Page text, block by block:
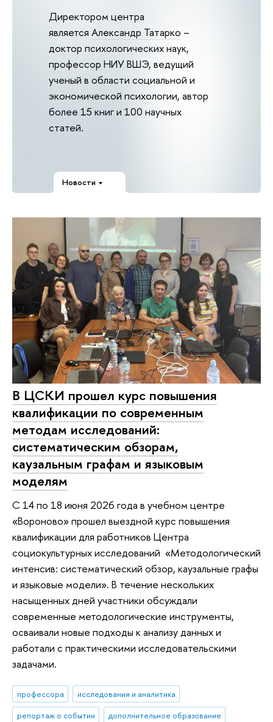
Директором центра
является Александр Татарко –
доктор психологических наук,
профессор НИУ ВШЭ, ведущий
ученый в области социальной и
экономической психологии, автор
более 15 книг и 100 научных
статей.
Новости
В ЦСКИ прошел курс повышения
квалификации по современным
методам исследований:
систематическим обзорам,
каузальным графам и языковым
моделям
С 14 по 18 июня 2026 года в учебном центре
«Вороново» прошел выездной курс повышения
квалификации для работников Центра
социокультурных исследований «Методологический
интенсив: систематический обзор, каузальные графы
и языковые модели». В течение нескольких
насыщенных дней участники обсуждали
современные методологические инструменты,
осваивали новые подходы к анализу данных и
работали с практическими исследовательскими
задачами.
профессора
исследования и аналитика
репортаж о событии
дополнительное образование